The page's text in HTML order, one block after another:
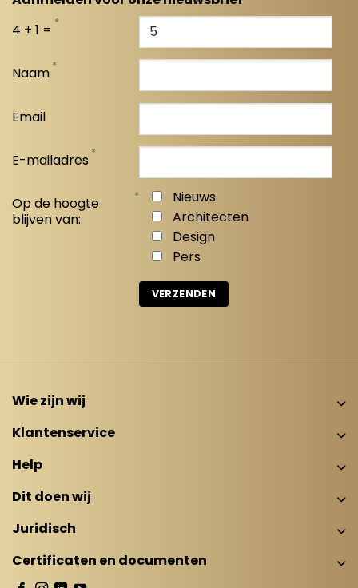
4 + 1 = *
Naam *
Email
E-mailadres *
Op de hoogte
blijven van:
*
Nieuws
Architecten
Design
Pers
Wie zijn wij
Klantenservice
Help
Dit doen wij
Juridisch
Certificaten en documenten